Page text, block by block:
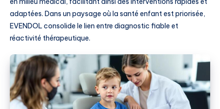
adaptées. Dans un paysage où la santé enfant est priorisée,
EVENDOL consolide le lien entre diagnostic fiable et
réactivité thérapeutique.